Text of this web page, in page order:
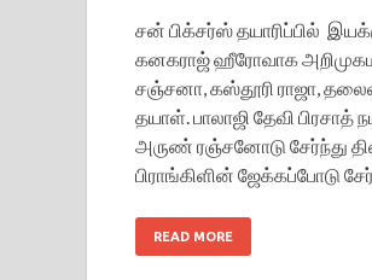
சன் பிக்சர்ஸ் தயாரிப்பில்
கனகராஜ் ஹீரோவாக
சஞ்சனா, கஸ்தூரி ராஜா,
தயாள். பாலாஜி தேவி பிரசாத்
அருண் ரஞ்சனோடு சேர்ந்து
பிராங்கிளின் ஜேக்கப்போடு
READ MORE